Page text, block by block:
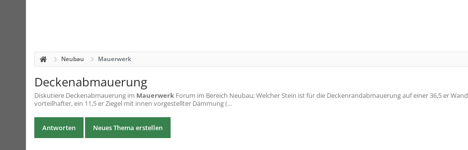
Neubau Mauerwerk
Deckenabmauerung
Diskutiere Deckenabmauerung im Mauerwerk Forum im Bereich Neubau; Welcher Stein ist für die Deckenrandabmauerung auf einer 36,5 er Wand
vorteilhafter, ein 11,5 er Ziegel mit innen vorgestellter Dämmung (...
Antworten Neues Thema erstellen